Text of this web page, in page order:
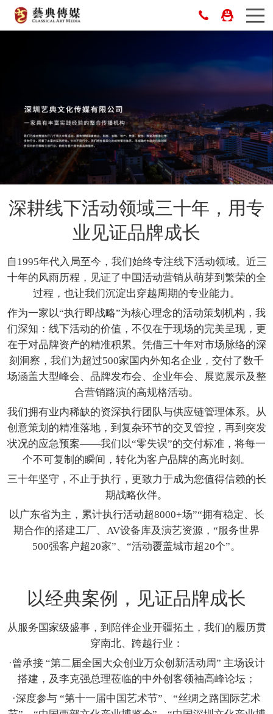
深耕线下活动领域三十年，用专
业见证品牌成长
自1995年代入局至今，我们始终专注线下活动领域。近三
十年的风雨历程，见证了中国活动营销从萌芽到繁荣的全
过程，也让我们沉淀出穿越周期的专业能力。
作为一家以“执行即战略”为核心理念的活动策划机构，我
们深知：线下活动的价值，不仅在于现场的完美呈现，更
在于对品牌资产的精准积累。凭借三十年对市场脉络的深
刻洞察，我们为超过500家国内外知名企业，交付了数千
场涵盖大型峰会、品牌发布会、企业年会、展览展示及整
合营销路演的高规格活动。
我们拥有业内稀缺的资深执行团队与供应链管理体系。从
创意策划的精准落地，到复杂环节的交叉管控，再到突发
状况的应急预案——我们以“零失误”的交付标准，将每一
个不可复制的瞬间，转化为客户品牌的高光时刻。
三十年坚守，不止于执行，更致力于成为您值得信赖的长
期战略伙伴。
以广东省为主，累计执行活动超8000+场”“拥有稳定、长
期合作的搭建工厂、AV设备库及演艺资源，“服务世界
500强客户超20家”、“活动覆盖城市超20个”。
以经典案例，见证品牌成长
从服务国家级盛事，到陪伴企业开疆拓土，我们的履历贯
穿南北、跨越行业：
·曾承接 “第二届全国大众创业万众创新活动周” 主场设计
搭建，及李克强总理莅临的中外创客领袖高峰论坛；
·深度参与 “第十一届中国艺术节”、“丝绸之路国际艺术